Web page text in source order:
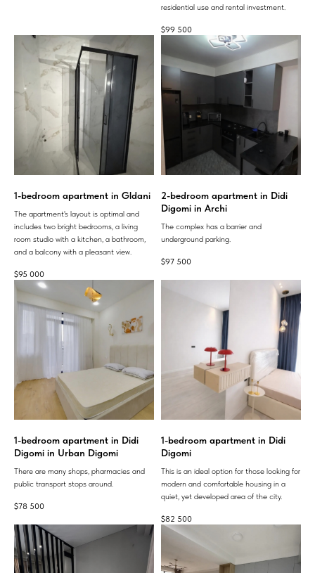
residential use and rental investment.
$99 500
1-bedroom apartment in Gldani
The apartment's layout is optimal and
includes two bright bedrooms, a living
room studio with a kitchen, a bathroom,
and a balcony with a pleasant view.
$95 000
2-bedroom apartment in Didi
Digomi in Archi
The complex has a barrier and
underground parking.
$97 500
1-bedroom apartment in Didi
Digomi in Urban Digomi
There are many shops, pharmacies and
public transport stops around.
$78 500
1-bedroom apartment in Didi
Digomi
This is an ideal option for those looking for
modern and comfortable housing in a
quiet, yet developed area of ​​the city.
$82 500